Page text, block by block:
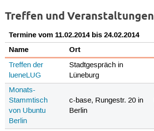
Treffen und Veranstaltungen
Termine vom 11.02.2014 bis 24.02.2014
Name
Ort
Treffen der
lueneLUG
Stadtgespräch in
Lüneburg
Monats-
Stammtisch
von Ubuntu
Berlin
c-base, Rungestr. 20 in
Berlin